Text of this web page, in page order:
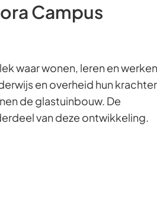
Campus
waar wonen, leren en werken
en overheid hun
de glastuinbouw. De
van deze ontwikkeling.